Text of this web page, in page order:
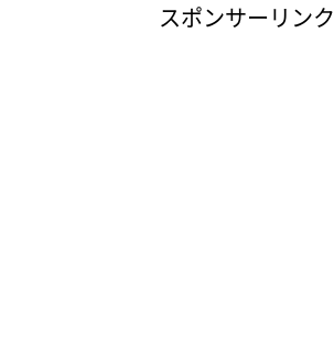
スポンサーリンク